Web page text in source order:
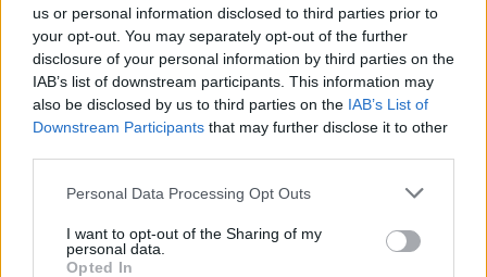
us or personal information disclosed to third parties prior to
your opt-out. You may separately opt-out of the further
disclosure of your personal information by third parties on the
IAB’s list of downstream participants. This information may
also be disclosed by us to third parties on the IAB’s List of
Downstream Participants that may further disclose it to other
Personal Data Processing Opt Outs
I want to opt-out of the Sharing of my
personal data.
Opted In
Η Σμιθ σήμερα…